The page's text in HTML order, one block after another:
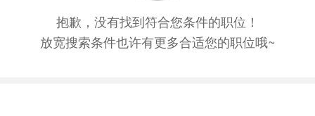
抱歉，没有找到符合您条件的职位！
放宽搜索条件也许有更多合适您的职位哦~